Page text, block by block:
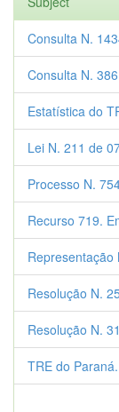
Consulta N.
Consulta N.
Estatística do
Lei N. 211 de
Processo N.
Recurso 719.
Representação
Resolução N.
Resolução N.
TRE do